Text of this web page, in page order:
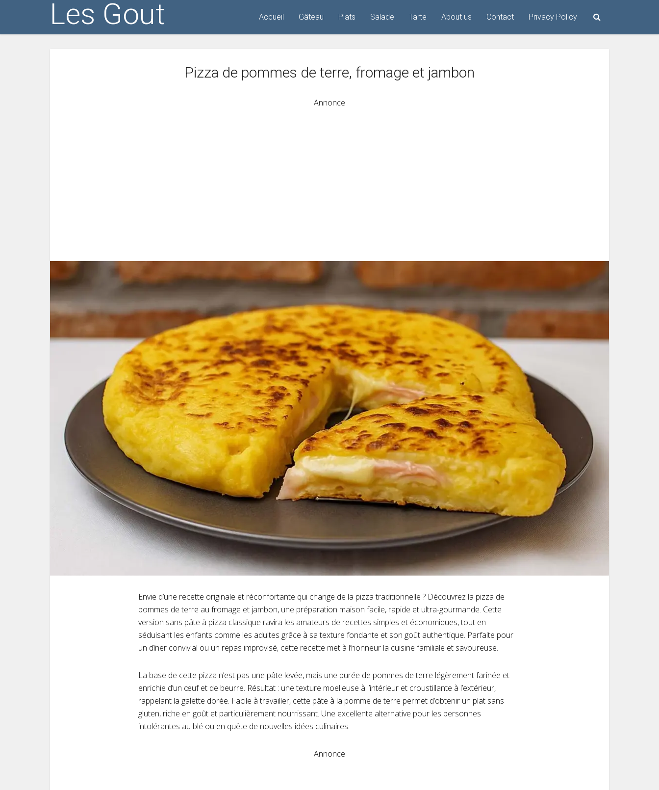
Les Gout Accueil Gâteau Plats Salade Tarte About us Contact Privacy Policy
Pizza de pommes de terre, fromage et jambon
Annonce
Envie d’une recette originale et réconfortante qui change de la pizza traditionnelle ? Découvrez la pizza de
pommes de terre au fromage et jambon, une préparation maison facile, rapide et ultra-gourmande. Cette
version sans pâte à pizza classique ravira les amateurs de recettes simples et économiques, tout en
séduisant les enfants comme les adultes grâce à sa texture fondante et son goût authentique. Parfaite pour
un dîner convivial ou un repas improvisé, cette recette met à l’honneur la cuisine familiale et savoureuse.
La base de cette pizza n’est pas une pâte levée, mais une purée de pommes de terre légèrement farinée et
enrichie d’un œuf et de beurre. Résultat : une texture moelleuse à l’intérieur et croustillante à l’extérieur,
rappelant la galette dorée. Facile à travailler, cette pâte à la pomme de terre permet d’obtenir un plat sans
gluten, riche en goût et particulièrement nourrissant. Une excellente alternative pour les personnes
intolérantes au blé ou en quête de nouvelles idées culinaires.
Annonce